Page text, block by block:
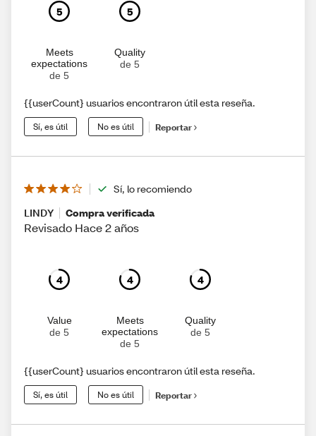
5
Meets
expectations
de 5
5
Quality
de 5
{{userCount} usuarios encontraron útil esta reseña.
Sí, es útil No es útil Reportar
Sí, lo recomiendo
LINDY
Compra verificada
Revisado Hace 2 años
4
Value
de 5
4
Meets
expectations
de 5
4
Quality
de 5
{{userCount} usuarios encontraron útil esta reseña.
Sí, es útil No es útil Reportar